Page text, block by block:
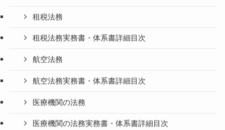
租税法務
租税法務実務書・体系書詳細目次
航空法務
航空法務実務書・体系書詳細目次
医療機関の法務
医療機関の法務実務書・体系書詳細目次